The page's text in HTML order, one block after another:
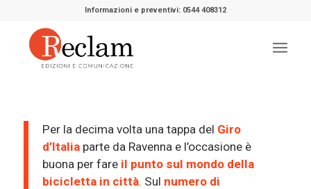
Informazioni e preventivi: 0544 408312
Per la decima volta una tappa del Giro
d’Italiaparte da Ravenna e l’occasione è
buona per fare il punto sul mondo della
bicicletta in città. Sul numero di